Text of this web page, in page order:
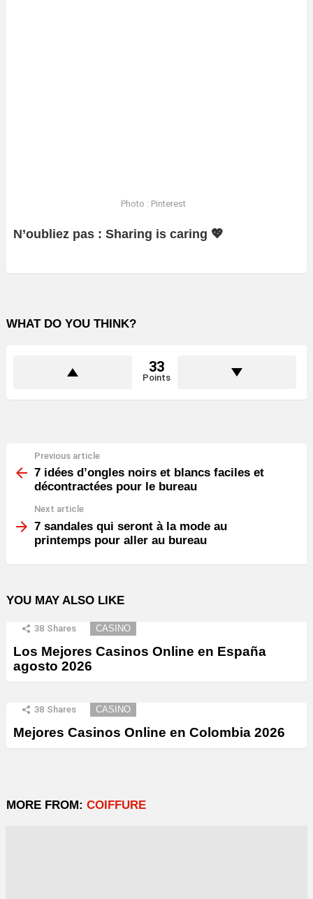
Photo : Pinterest
N’oubliez pas : Sharing is caring 💖
WHAT DO YOU THINK?
33
Points
more
Previous article
7 idées d’ongles noirs et blancs faciles et
décontractées pour le bureau
Next article
7 sandales qui seront à la mode au
printemps pour aller au bureau
YOU MAY ALSO LIKE
38 Shares CASINO
Los Mejores Casinos Online en España
agosto 2026
38 Shares CASINO
Mejores Casinos Online en Colombia 2026
MORE FROM: COIFFURE